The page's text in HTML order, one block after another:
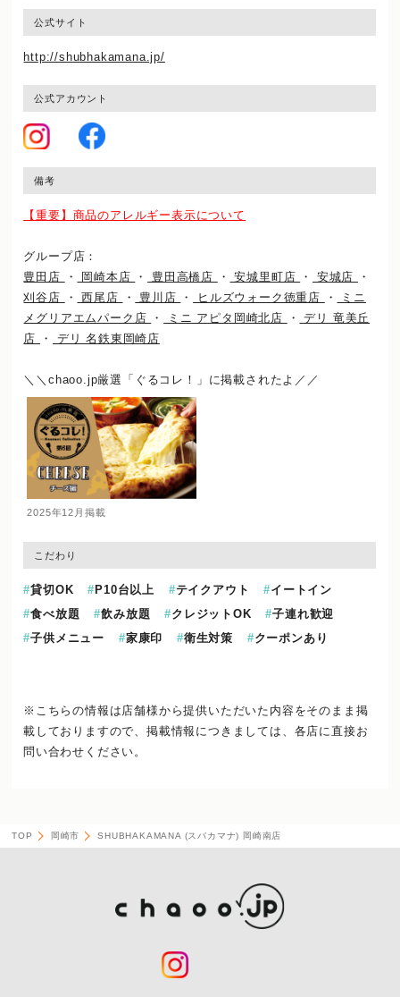
公式サイト
http://shubhakamana.jp/
公式アカウント
備考
【重要】商品のアレルギー表示について
グループ店：
豊田店
・ 岡崎本店 ・ 豊田高橋店 ・ 安城里町店 ・ 安城店
・
刈谷店
・ 西尾店 ・ 豊川店 ・ ヒルズウォーク徳重店 ・
ミニ
メグリアエムパーク店
・ ミニ アピタ岡崎北店 ・
デリ 竜美丘
店
・ デリ 名鉄東岡崎店
＼＼chaoo.jp厳選「ぐるコレ！」に掲載されたよ／／
2025年12月掲載
こだわり
貸切OK P10台以上 テイクアウト
イートイン
食べ放題
飲み放題 クレジットOK
子連れ歓迎
子供メニュー
家康印 衛生対策 クーポンあり
※こちらの情報は店舗様から提供いただいた内容をそのまま掲
載しておりますので、掲載情報につきましては、各店に直接お
問い合わせください。
TOP 岡崎市 SHUBHAKAMANA (スバカマナ) 岡崎南店